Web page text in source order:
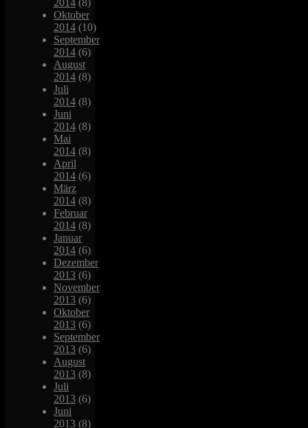
Oktober
2014 (10)
September
2014 (6)
August
2014 (8)
Juli
2014 (8)
Juni
2014 (8)
Mai
2014 (8)
April
2014 (6)
März
2014 (8)
Februar
2014 (8)
Januar
2014 (6)
Dezember
2013 (6)
November
2013 (6)
Oktober
2013 (6)
September
2013 (6)
August
2013 (8)
Juli
2013 (6)
Juni
2013 (8)